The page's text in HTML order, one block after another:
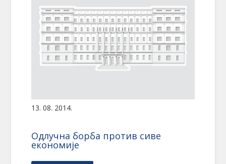
13. 08. 2014.
Одлучна борба против сиве
економије